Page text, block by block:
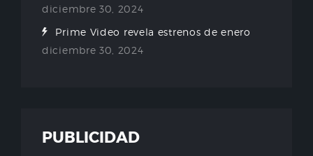
diciembre 30, 2024
Prime Video revela estrenos de enero
diciembre 30, 2024
PUBLICIDAD